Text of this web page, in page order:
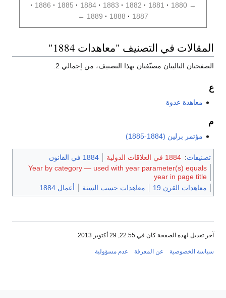
→
1880
1881
1882
1883
1884
1885
1886
1887
1888
1889
←
المقالات في التصنيف "معاهدات 1884"
الصفحتان التاليتان مصنّفتان بهذا التصنيف، من إجمالي 2.
ع
معاهدة عدوة
م
مؤتمر برلين (1884-1885)
تصنيفات: 1884 في العلاقات الدولية
1884 في القانون
Year by category — used with year parameter(s) equals
year in page title
معاهدات القرن 19
معاهدات حسب السنة أعمال 1884
آخر تعديل لهذه الصفحة كان في 22:55, 29 أكتوبر 2013.
سياسة الخصوصية عن المعرفة عدم مسؤولية